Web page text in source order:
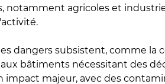
notamment agricoles et
dangers subsistent, comme la
bâtiments nécessitant des
impact majeur, avec des